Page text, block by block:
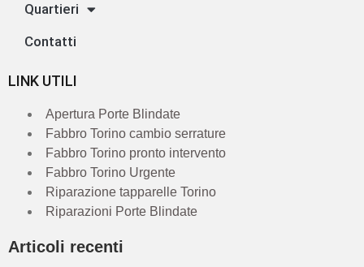
Quartieri
Contatti
LINK UTILI
Apertura Porte Blindate
Fabbro Torino cambio serrature
Fabbro Torino pronto intervento
Fabbro Torino Urgente
Riparazione tapparelle Torino
Riparazioni Porte Blindate
Articoli recenti